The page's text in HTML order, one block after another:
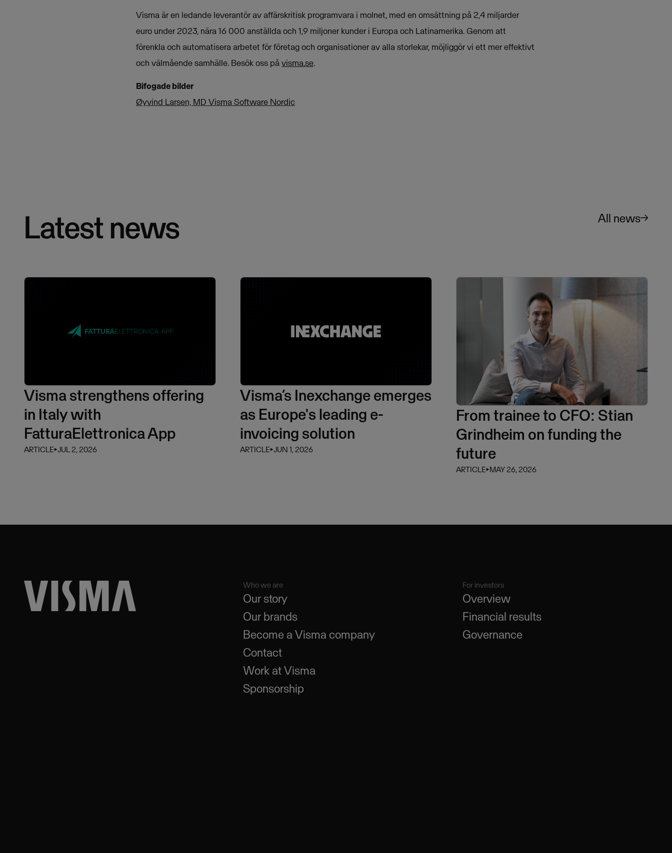
Visma är en ledande leverantör av affärskritisk programvara i molnet, med en omsättning på 2,4 miljarder
euro under 2023, nära 16 000 anställda och 1,9 miljoner kunder i Europa och Latinamerika. Genom att
förenkla och automatisera arbetet för företag och organisationer av alla storlekar, möjliggör vi ett mer effektivt
och välmående samhälle. Besök oss påvisma.se.
Bifogade bilder
Øyvind Larsen, MD Visma Software Nordic
Latest news All news
Visma strengthens offering
in Italy with
FatturaElettronica App
ARTICLE⏵JUL 2, 2026
Visma’s Inexchange emerges
as Europe's leading e-
invoicing solution
ARTICLE⏵JUN 1, 2026
From trainee to CFO: Stian
Grindheim on funding the
future
ARTICLE⏵MAY 26, 2026
Who we are
Our story
Our brands
Become a Visma company
Contact
Work at Visma
Sponsorship
For investors
Overview
Financial results
Governance